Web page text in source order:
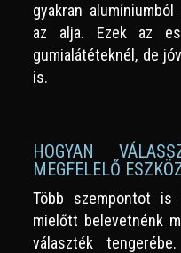
gyakran
az alja. Ezek az
gumialátéteknél, de
is.
HOGYAN
MEGFELELŐ
Több szempontot is
mielőtt belevetnénk
választék